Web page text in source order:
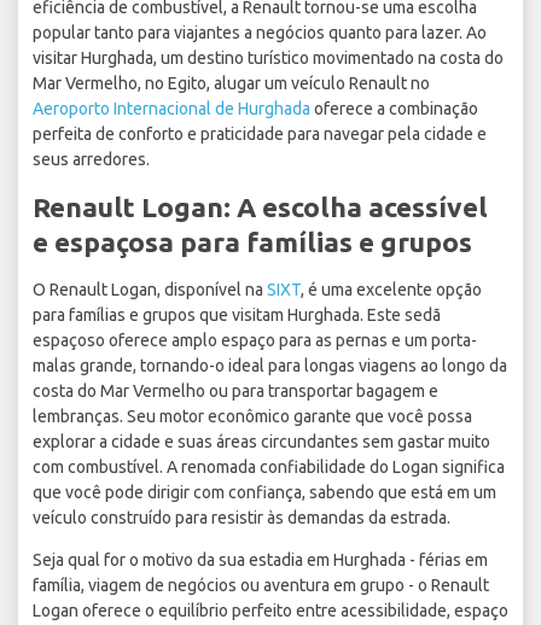
eficiência de combustível, a Renault tornou-se uma escolha
popular tanto para viajantes a negócios quanto para lazer. Ao
visitar Hurghada, um destino turístico movimentado na costa do
Mar Vermelho, no Egito, alugar um veículo Renault no
Aeroporto Internacional de Hurghada oferece a combinação
perfeita de conforto e praticidade para navegar pela cidade e
seus arredores.
Renault Logan: A escolha acessível
e espaçosa para famílias e grupos
O Renault Logan, disponível na SIXT, é uma excelente opção
para famílias e grupos que visitam Hurghada. Este sedã
espaçoso oferece amplo espaço para as pernas e um porta-
malas grande, tornando-o ideal para longas viagens ao longo da
costa do Mar Vermelho ou para transportar bagagem e
lembranças. Seu motor econômico garante que você possa
explorar a cidade e suas áreas circundantes sem gastar muito
com combustível. A renomada confiabilidade do Logan significa
que você pode dirigir com confiança, sabendo que está em um
veículo construído para resistir às demandas da estrada.
Seja qual for o motivo da sua estadia em Hurghada - férias em
família, viagem de negócios ou aventura em grupo - o Renault
Logan oferece o equilíbrio perfeito entre acessibilidade, espaço